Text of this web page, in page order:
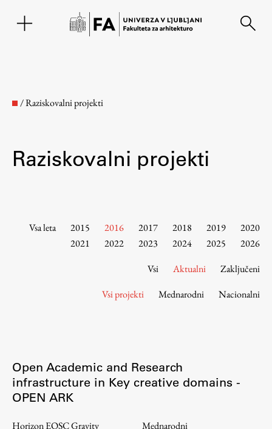
Fakulteta
Članstva v združenjih
Konzorciji
Tržna dejavnost
Kontakti
/Raziskovalni projekti
Raziskovalni projekti
Vsa leta 2015 2016 2017 2018 2019
2020
2021
2022 2023 2024 2025
2026
Vsi
Aktualni
Zaključeni
Vsi projekti
Mednarodni Nacionalni
Open Academic and Research
infrastructure in Key creative domains -
OPEN ARK
Horizon EOSC Gravity
Mednarodni